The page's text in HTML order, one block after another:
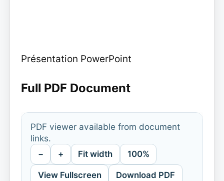
Présentation PowerPoint
Full PDF Document
PDF viewer available from document
links.
− + Fit width 100%
View Fullscreen Download PDF